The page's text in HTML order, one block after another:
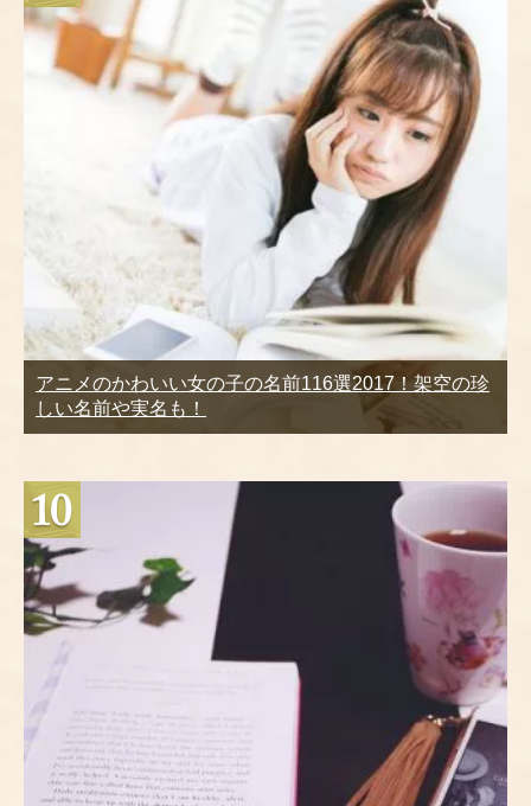
アニメのかわいい女の子の名前116選2017！架空の珍
しい名前や実名も！